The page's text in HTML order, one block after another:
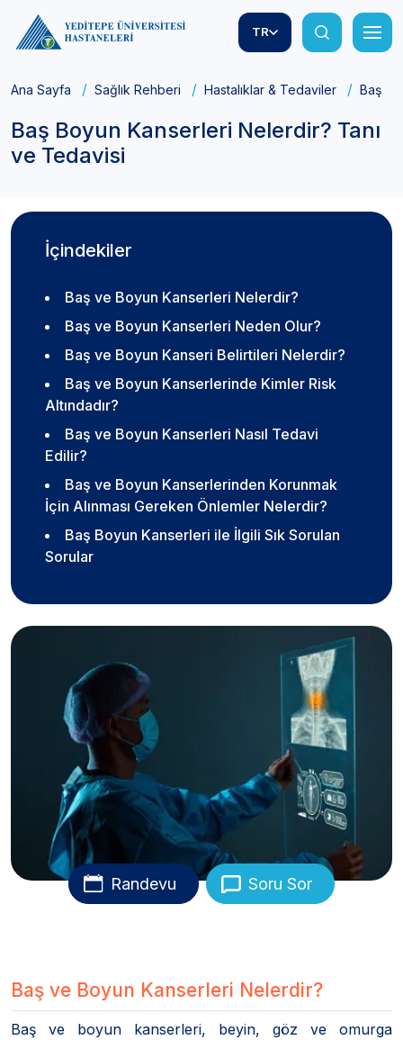
TR
Ana Sayfa Sağlık Rehberi Hastalıklar & Tedaviler Baş
Baş Boyun Kanserleri Nelerdir? Tanı
ve Tedavisi
İçindekiler
Baş ve Boyun Kanserleri Nelerdir?
Baş ve Boyun Kanserleri Neden Olur?
Baş ve Boyun Kanseri Belirtileri Nelerdir?
Baş ve Boyun Kanserlerinde Kimler Risk
Altındadır?
Baş ve Boyun Kanserleri Nasıl Tedavi
Edilir?
Baş ve Boyun Kanserlerinden Korunmak
İçin Alınması Gereken Önlemler Nelerdir?
Baş Boyun Kanserleri ile İlgili Sık Sorulan
Sorular
Randevu Soru Sor
Baş ve Boyun Kanserleri Nelerdir?
Baş ve boyun kanserleri, beyin, göz ve omurga